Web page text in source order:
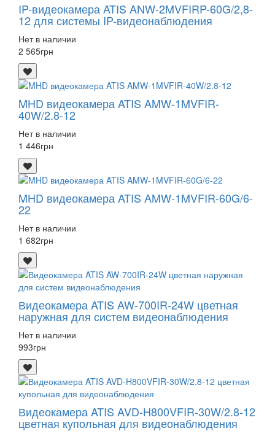
IP-видеокамера ATIS ANW-2MVFIRP-60G/2,8-
12 для системы IP-видеонаблюдения
Нет в наличии
2 565грн
MHD видеокамера ATIS AMW-1MVFIR-
40W/2.8-12
Нет в наличии
1 446грн
MHD видеокамера ATIS AMW-1MVFIR-60G/6-
22
Нет в наличии
1 682грн
Видеокамера ATIS AW-700IR-24W цветная
наружная для систем видеонаблюдения
Нет в наличии
993грн
Видеокамера ATIS AVD-H800VFIR-30W/2.8-12
цветная купольная для видеонаблюдения